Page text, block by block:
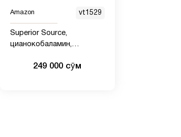
Amazon vt1529
Superior Source,
цианокобаламин,
фолиевая кислота, 1000
249 000 сӯм